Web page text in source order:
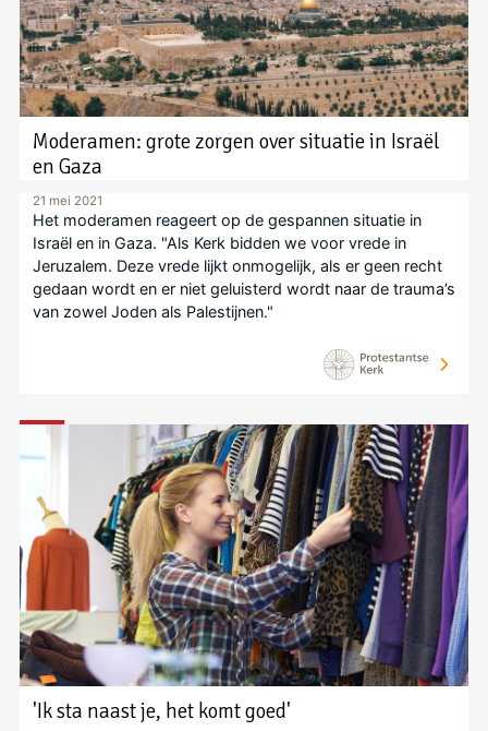
Moderamen: grote zorgen over situatie in Israël
en Gaza
21 mei 2021
Het moderamen reageert op de gespannen situatie in
Israël en in Gaza. "Als Kerk bidden we voor vrede in
Jeruzalem. Deze vrede lijkt onmogelijk, als er geen recht
gedaan wordt en er niet geluisterd wordt naar de trauma’s
van zowel Joden als Palestijnen."
'Ik sta naast je, het komt goed'